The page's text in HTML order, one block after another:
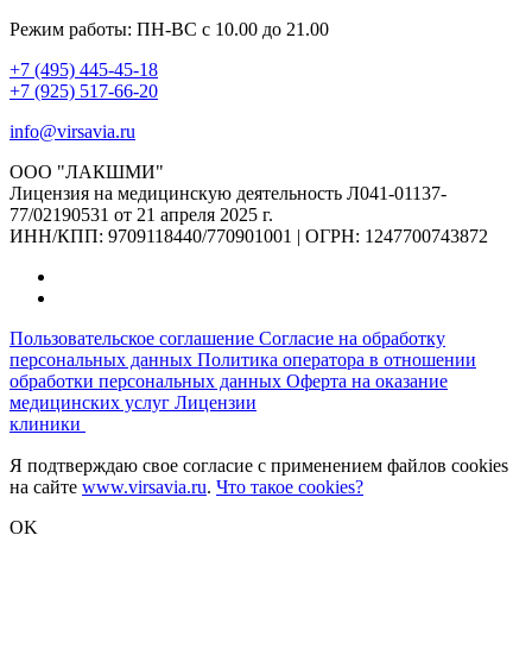
Режим работы: ПН-ВС с 10.00 до 21.00
+7 (495) 445-45-18
+7 (925) 517-66-20
info@virsavia.ru
ООО "ЛАКШМИ"
Лицензия на медицинскую деятельность Л041-01137-
77/02190531 от 21 апреля 2025 г.
ИНН/КПП: 9709118440/770901001 | ОГРН: 1247700743872
Пользовательское соглашение Согласие на обработку
персональных данных Политика оператора в отношении
обработки персональных данных Оферта на оказание
медицинских услуг Лицензии
клиники
Я подтверждаю свое согласие с применением файлов cookies
на сайте www.virsavia.ru. Что такое cookies?
OK